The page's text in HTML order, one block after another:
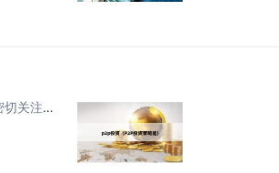
投资p2p需要怎样配置资金可以实现收益最大化 当然重点还是需要投资人密切关注平台项目动态，争取抢到收益最佳标的。巧用合理的资产配置方案 在P2P投资中，同样适用资产配置方案，投资者需要充分利用每一笔投资资金。其次，分散投资是P2P投资的一个...